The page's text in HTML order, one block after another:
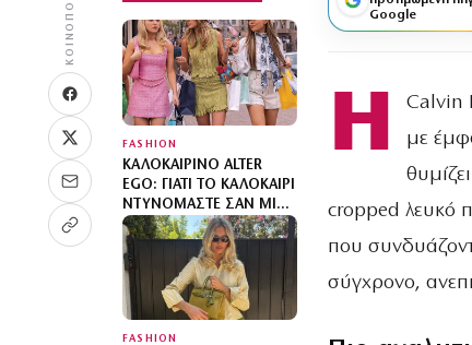
FASHION
ΚΑΛΟΚΑΙΡΙΝΌ ALTER
EGO: ΓΙΑΤΊ ΤΟ ΚΑΛΟΚΑΊΡΙ
ΝΤΥΝΌΜΑΣΤΕ ΣΑΝ ΜΙΑ
«ΆΛΛΗ»;
FASHION
Google
Η
Calvin
με
cropped λευκό
που
σύγχρονο,